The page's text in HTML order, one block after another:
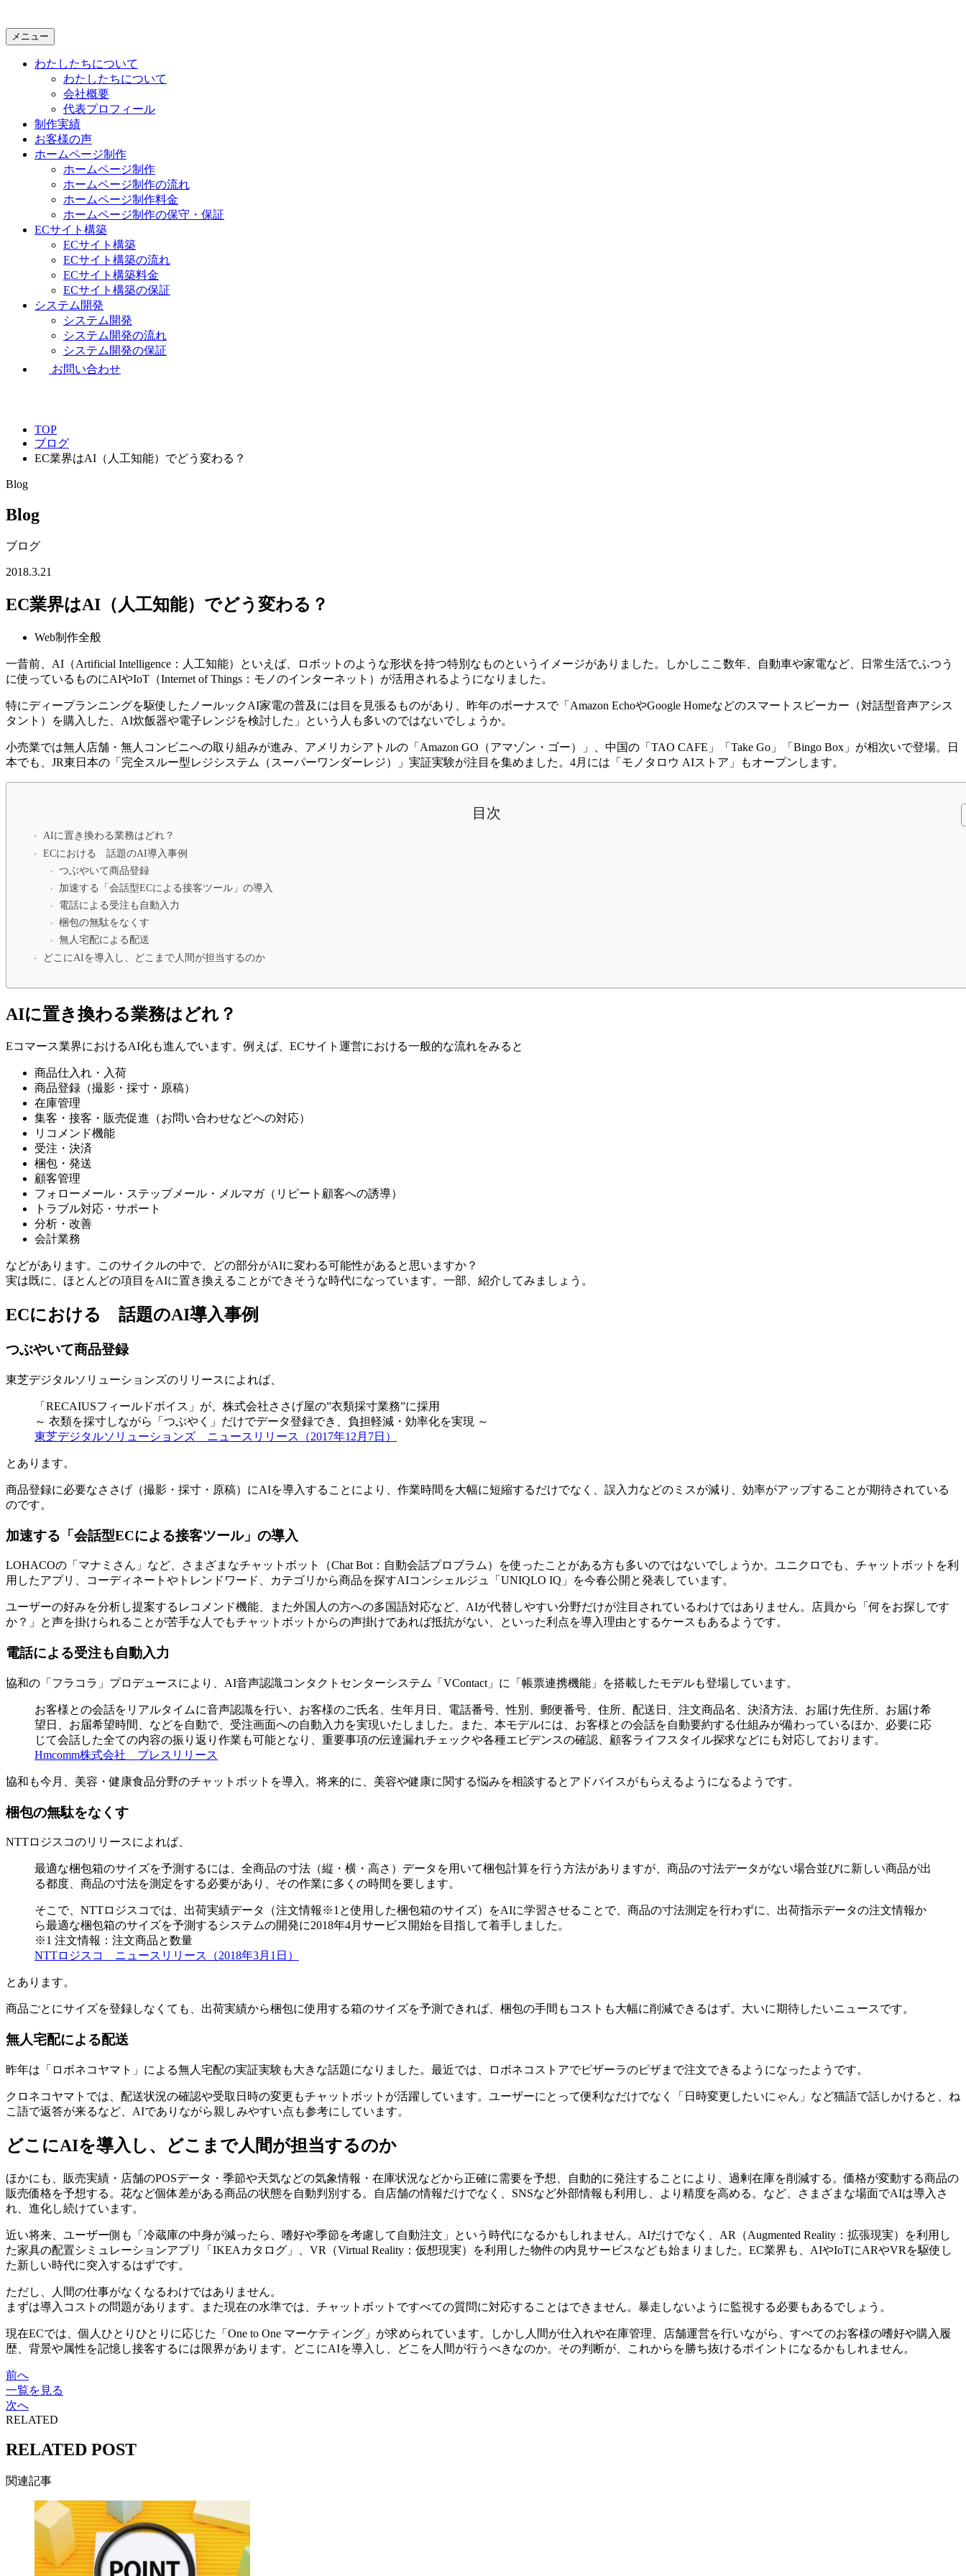
メニュー
わたしたちについて
わたしたちについて
会社概要
代表プロフィール
制作実績
お客様の声
ホームページ制作
ホームページ制作
ホームページ制作の流れ
ホームページ制作料金
ホームページ制作の保守・保証
ECサイト構築
ECサイト構築
ECサイト構築の流れ
ECサイト構築料金
ECサイト構築の保証
システム開発
システム開発
システム開発の流れ
システム開発の保証
お問い合わせ
TOP
ブログ
EC業界はAI（人工知能）でどう変わる？
Blog
Blog
ブログ
2018.3.21
EC業界はAI（人工知能）でどう変わる？
Web制作全般
一昔前、AI（Artificial Intelligence：人工知能）といえば、ロボットのような形状を持つ特別なものというイメージがありました。しかしここ数年、自動車や家電など、日常生活でふつう
に使っているものにAIやIoT（Internet of Things：モノのインターネット）が活用されるようになりました。
特にディープランニングを駆使したノールックAI家電の普及には目を見張るものがあり、昨年のボーナスで「Amazon EchoやGoogle Homeなどのスマートスピーカー（対話型音声アシス
タント）を購入した、AI炊飯器や電子レンジを検討した」という人も多いのではないでしょうか。
小売業では無人店舗・無人コンビニへの取り組みが進み、アメリカシアトルの「Amazon GO（アマゾン・ゴー）」、中国の「TAO CAFE」「Take Go」「Bingo Box」が相次いで登場。日
本でも、JR東日本の「完全スルー型レジシステム（スーパーワンダーレジ）」実証実験が注目を集めました。4月には「モノタロウ AIストア」もオープンします。
目次
AIに置き換わる業務はどれ？
ECにおける 話題のAI導入事例
つぶやいて商品登録
加速する「会話型ECによる接客ツール」の導入
電話による受注も自動入力
梱包の無駄をなくす
無人宅配による配送
どこにAIを導入し、どこまで人間が担当するのか
AIに置き換わる業務はどれ？
Eコマース業界におけるAI化も進んでいます。例えば、ECサイト運営における一般的な流れをみると
商品仕入れ・入荷
商品登録（撮影・採寸・原稿）
在庫管理
集客・接客・販売促進（お問い合わせなどへの対応）
リコメンド機能
受注・決済
梱包・発送
顧客管理
フォローメール・ステップメール・メルマガ（リピート顧客への誘導）
トラブル対応・サポート
分析・改善
会計業務
などがあります。このサイクルの中で、どの部分がAIに変わる可能性があると思いますか？
実は既に、ほとんどの項目をAIに置き換えることができそうな時代になっています。一部、紹介してみましょう。
ECにおける 話題のAI導入事例
つぶやいて商品登録
東芝デジタルソリューションズのリリースによれば、
「RECAIUSフィールドボイス」が、株式会社ささげ屋の”衣類採寸業務”に採用
～ 衣類を採寸しながら「つぶやく」だけでデータ登録でき、負担軽減・効率化を実現 ～
東芝デジタルソリューションズ ニュースリリース（2017年12月7日）
とあります。
商品登録に必要なささげ（撮影・採寸・原稿）にAIを導入することにより、作業時間を大幅に短縮するだけでなく、誤入力などのミスが減り、効率がアップすることが期待されている
のです。
加速する「会話型ECによる接客ツール」の導入
LOHACOの「マナミさん」など、さまざまなチャットボット（Chat Bot：自動会話プロブラム）を使ったことがある方も多いのではないでしょうか。ユニクロでも、チャットボットを利
用したアプリ、コーディネートやトレンドワード、カテゴリから商品を探すAIコンシェルジュ「UNIQLO IQ」を今春公開と発表しています。
ユーザーの好みを分析し提案するレコメンド機能、また外国人の方への多国語対応など、AIが代替しやすい分野だけが注目されているわけではありません。店員から「何をお探しです
か？」と声を掛けられることが苦手な人でもチャットボットからの声掛けであれば抵抗がない、といった利点を導入理由とするケースもあるようです。
電話による受注も自動入力
協和の「フラコラ」プロデュースにより、AI音声認識コンタクトセンターシステム「VContact」に「帳票連携機能」を搭載したモデルも登場しています。
お客様との会話をリアルタイムに音声認識を行い、お客様のご氏名、生年月日、電話番号、性別、郵便番号、住所、配送日、注文商品名、決済方法、お届け先住所、お届け希
望日、お届希望時間、などを自動で、受注画面への自動入力を実現いたしました。また、本モデルには、お客様との会話を自動要約する仕組みが備わっているほか、必要に応
じて会話した全ての内容の振り返り作業も可能となり、重要事項の伝達漏れチェックや各種エビデンスの確認、顧客ライフスタイル探求などにも対応しております。
Hmcomm株式会社 プレスリリース
協和も今月、美容・健康食品分野のチャットボットを導入。将来的に、美容や健康に関する悩みを相談するとアドバイスがもらえるようになるようです。
梱包の無駄をなくす
NTTロジスコのリリースによれば、
最適な梱包箱のサイズを予測するには、全商品の寸法（縦・横・高さ）データを用いて梱包計算を行う方法がありますが、商品の寸法データがない場合並びに新しい商品が出
る都度、商品の寸法を測定をする必要があり、その作業に多くの時間を要します。
そこで、NTTロジスコでは、出荷実績データ（注文情報※1と使用した梱包箱のサイズ）をAIに学習させることで、商品の寸法測定を行わずに、出荷指示データの注文情報か
ら最適な梱包箱のサイズを予測するシステムの開発に2018年4月サービス開始を目指して着手しました。
※1 注文情報：注文商品と数量
NTTロジスコ ニュースリリース（2018年3月1日）
とあります。
商品ごとにサイズを登録しなくても、出荷実績から梱包に使用する箱のサイズを予測できれば、梱包の手間もコストも大幅に削減できるはず。大いに期待したいニュースです。
無人宅配による配送
昨年は「ロボネコヤマト」による無人宅配の実証実験も大きな話題になりました。最近では、ロボネコストアでピザーラのピザまで注文できるようになったようです。
クロネコヤマトでは、配送状況の確認や受取日時の変更もチャットボットが活躍しています。ユーザーにとって便利なだけでなく「日時変更したいにゃん」など猫語で話しかけると、ね
こ語で返答が来るなど、AIでありながら親しみやすい点も参考にしています。
どこにAIを導入し、どこまで人間が担当するのか
ほかにも、販売実績・店舗のPOSデータ・季節や天気などの気象情報・在庫状況などから正確に需要を予想、自動的に発注することにより、過剰在庫を削減する。価格が変動する商品の
販売価格を予想する。花など個体差がある商品の状態を自動判別する。自店舗の情報だけでなく、SNSなど外部情報も利用し、より精度を高める。など、さまざまな場面でAIは導入さ
れ、進化し続けています。
近い将来、ユーザー側も「冷蔵庫の中身が減ったら、嗜好や季節を考慮して自動注文」という時代になるかもしれません。AIだけでなく、AR（Augmented Reality：拡張現実）を利用し
た家具の配置シミュレーションアプリ「IKEAカタログ」、VR（Virtual Reality：仮想現実）を利用した物件の内見サービスなども始まりました。EC業界も、AIやIoTにARやVRを駆使し
た新しい時代に突入するはずです。
ただし、人間の仕事がなくなるわけではありません。
まずは導入コストの問題があります。また現在の水準では、チャットボットですべての質問に対応することはできません。暴走しないように監視する必要もあるでしょう。
現在ECでは、個人ひとりひとりに応じた「One to One マーケティング」が求められています。しかし人間が仕入れや在庫管理、店舗運営を行いながら、すべてのお客様の嗜好や購入履
歴、背景や属性を記憶し接客するには限界があります。どこにAIを導入し、どこを人間が行うべきなのか。その判断が、これからを勝ち抜けるポイントになるかもしれません。
前へ
一覧を見る
次へ
RELATED
RELATED POST
関連記事